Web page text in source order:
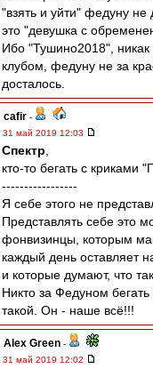
"взять и уйти" федуну не
это "девушка с
Ибо "Тушино2018", никак
клубом, федуну не за
досталось.
cafir -
31 май 2019 12:03
Спектр
кто-то бегать с криками
-----------------
Я себе этого не
Представлять себе это
фонвизинцы, которым
каждый день оставляет
и которые думают, что
Никто за Федуном
такой. Он - наше всё!!!
Alex Green -
31 май 2019 12:02